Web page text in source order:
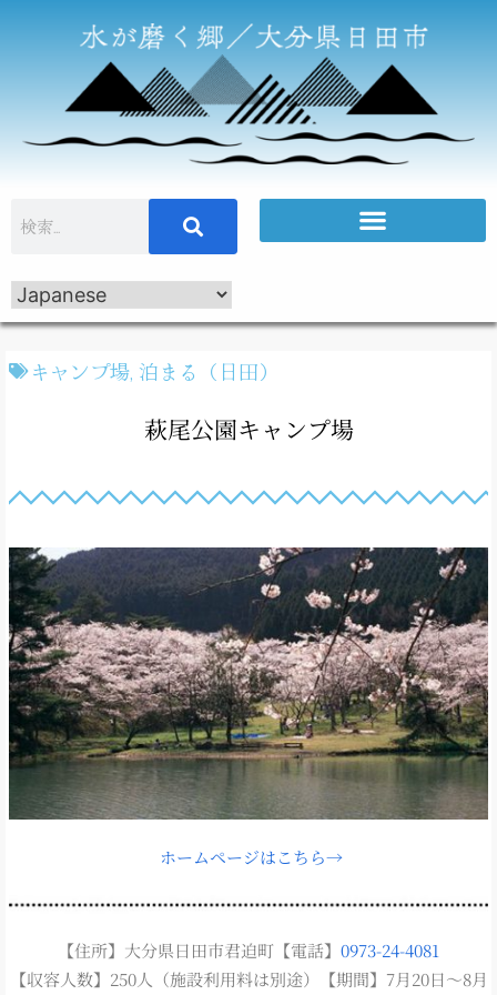
キャンプ場, 泊まる（日田）
萩尾公園キャンプ場
ホームページはこちら→
【住所】大分県日田市君迫町【電話】 0973-24-4081
【収容人数】250人（施設利用料は別途）【期間】7月20日～8月